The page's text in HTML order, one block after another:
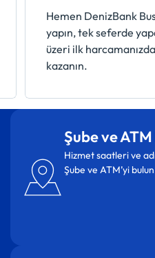
Hemen DenizBank
yapın, tek seferde
üzeri ilk
kazanın.
Şube ve
Hizmet saatleri ve
Şube ve ATM’yi